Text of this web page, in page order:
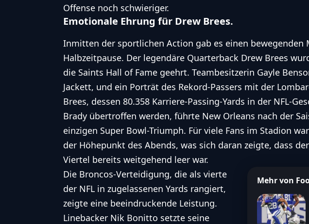
Offense noch schwieriger.
Emotionale Ehrung für Drew Brees.
Inmitten der sportlichen Action gab es einen bewegenden
Halbzeitpause. Der legendäre Quarterback Drew Brees
die Saints Hall of Fame geehrt. Teambesitzerin Gayle
Jackett, und ein Porträt des Rekord-Passers mit der
Brees, dessen 80.358 Karriere-Passing-Yards in der NFL-
Brady übertroffen werden, führte New Orleans nach der
einzigen Super Bowl-Triumph. Für viele Fans im Stadion
der Höhepunkt des Abends, was sich daran zeigte, dass
Viertel bereits weitgehend leer war.
Mehr von
Die Broncos-Verteidigung, die als vierte
der NFL in zugelassenen Yards rangiert,
zeigte eine beeindruckende Leistung.
Linebacker Nik Bonitto setzte seine